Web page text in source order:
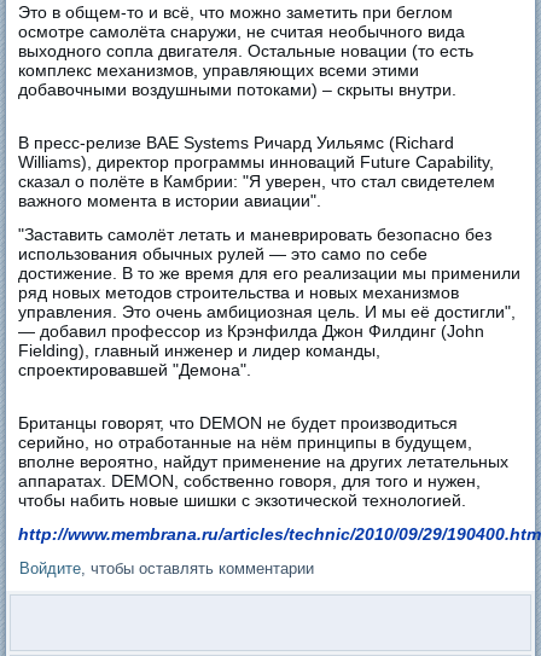
Это в общем-то и всё, что можно заметить при беглом
осмотре самолёта снаружи, не считая необычного вида
выходного сопла двигателя. Остальные новации (то есть
комплекс механизмов, управляющих всеми этими
добавочными воздушными потоками) – скрыты внутри.
В пресс-релизе BAE Systems Ричард Уильямс (Richard
Williams), директор программы инноваций Future Capability,
сказал о полёте в Камбрии: "Я уверен, что стал свидетелем
важного момента в истории авиации".
"Заставить самолёт летать и маневрировать безопасно без
использования обычных рулей — это само по себе
достижение. В то же время для его реализации мы применили
ряд новых методов строительства и новых механизмов
управления. Это очень амбициозная цель. И мы её достигли",
— добавил профессор из Крэнфилда Джон Филдинг (John
Fielding), главный инженер и лидер команды,
спроектировавшей "Демона".
Британцы говорят, что DEMON не будет производиться
серийно, но отработанные на нём принципы в будущем,
вполне вероятно, найдут применение на других летательных
аппаратах. DEMON, собственно говоря, для того и нужен,
чтобы набить новые шишки с экзотической технологией.
http://www.membrana.ru/articles/technic/2010/09/29/
Войдите , чтобы оставлять комментарии